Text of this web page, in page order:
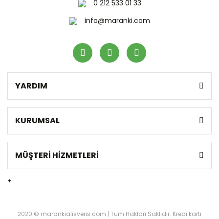
0 212 533 01 33
info@maranki.com
YARDIM
KURUMSAL
MÜŞTERİ HİZMETLERİ
+
2020 © marankialisveris.com | Tüm Hakları Saklıdır. Kredi kartı